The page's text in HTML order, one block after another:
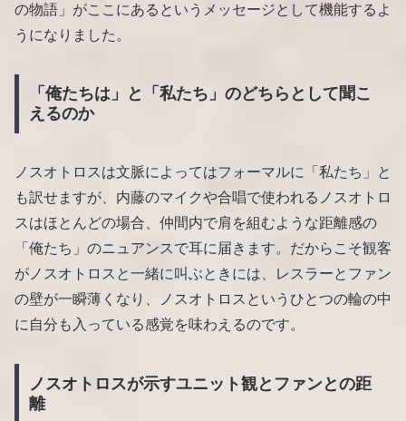
の物語」がここにあるというメッセージとして機能するよ
うになりました。
「俺たちは」と「私たち」のどちらとして聞こ
えるのか
ノスオトロスは文脈によってはフォーマルに「私たち」と
も訳せますが、内藤のマイクや合唱で使われるノスオトロ
スはほとんどの場合、仲間内で肩を組むような距離感の
「俺たち」のニュアンスで耳に届きます。だからこそ観客
がノスオトロスと一緒に叫ぶときには、レスラーとファン
の壁が一瞬薄くなり、ノスオトロスというひとつの輪の中
に自分も入っている感覚を味わえるのです。
ノスオトロスが示すユニット観とファンとの距
離